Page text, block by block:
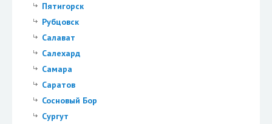
Пятигорск
Рубцовск
Салават
Салехард
Самара
Саратов
Сосновый Бор
Сургут